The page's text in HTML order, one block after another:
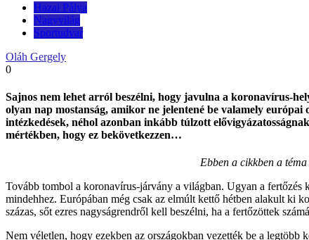
Hazai Pálya
Nagyvilág
Sportudvar
Oláh Gergely
0
Sajnos nem lehet arról beszélni, hogy javulna a koronavírus-
olyan nap mostanság, amikor ne jelentené be valamely
intézkedések, néhol azonban inkább túlzott
mértékben, hogy ez bekövetkezzen…
Ebben a cikkben a
Tovább tombol a koronavírus-járvány a világban. Ugyan a fertőzés
mindehhez. Európában még csak az elmúlt kettő hétben alakult ki
százas, sőt ezres nagyságrendről kell beszélni, ha a fertőzöttek
Nem véletlen, hogy ezekben az országokban vezették be a legtöbb